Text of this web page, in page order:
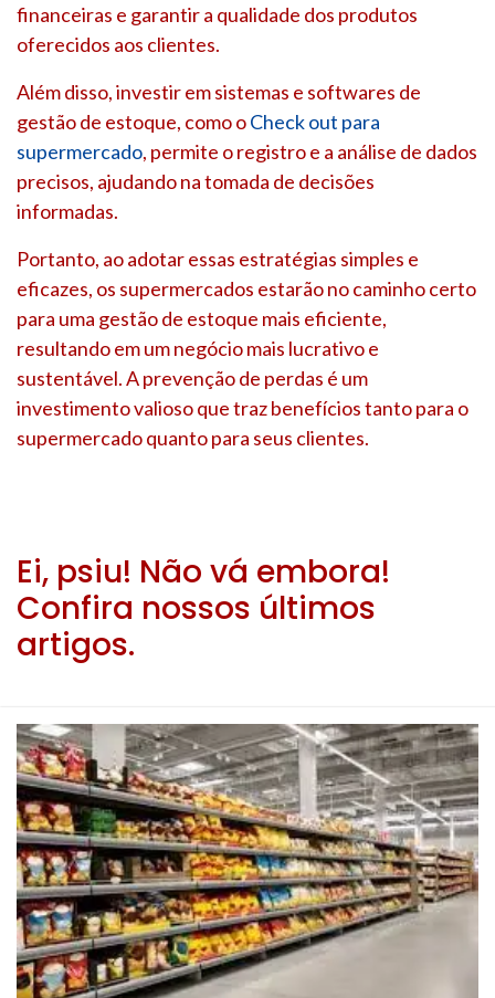
financeiras e garantir a qualidade dos produtos
oferecidos aos clientes.
Além disso, investir em sistemas e softwares de
gestão de estoque, como oCheck out para
supermercado, permite o registro e a análise de dados
precisos, ajudando na tomada de decisões
informadas.
Portanto, ao adotar essas estratégias simples e
eficazes, os supermercados estarão no caminho certo
para uma gestão de estoque mais eficiente,
resultando em um negócio mais lucrativo e
sustentável. A prevenção de perdas é um
investimento valioso que traz benefícios tanto para o
supermercado quanto para seus clientes.
Ei, psiu! Não vá embora!
Confira nossos últimos
artigos.